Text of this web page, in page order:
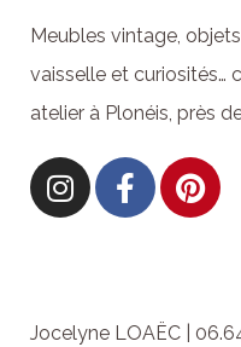
Meubles vintage,
vaisselle et curiosités…
atelier à Plonéis, près
Jocelyne LOAËC |